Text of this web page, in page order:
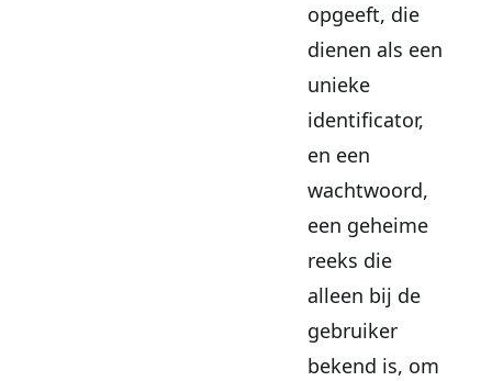
opgeeft, die
dienen als een
unieke
identificator,
en een
wachtwoord,
een geheime
reeks die
alleen bij de
gebruiker
bekend is, om